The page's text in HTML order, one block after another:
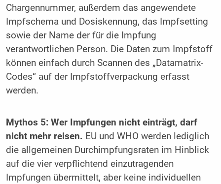
Chargennummer, außerdem das angewendete
Impfschema und Dosiskennung, das Impfsetting
sowie der Name der für die Impfung
verantwortlichen Person. Die Daten zum Impfstoff
können einfach durch Scannen des „Datamatrix-
Codes“ auf der Impfstoffverpackung erfasst
werden.
Mythos 5: Wer Impfungen nicht einträgt, darf
nicht mehr reisen. EU und WHO werden lediglich
die allgemeinen Durchimpfungsraten im Hinblick
auf die vier verpflichtend einzutragenden
Impfungen übermittelt, aber keine individuellen